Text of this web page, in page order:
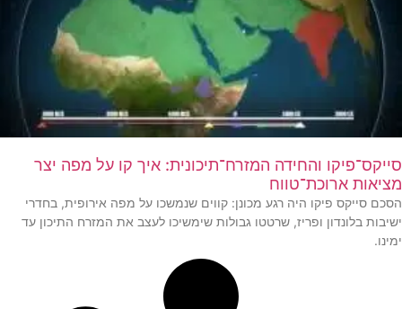
סייקס־פיקו והחידה המזרח־תיכונית: איך קו על מפה יצר
מציאות ארוכת־טווח
הסכם סייקס פיקו היה רגע מכונן: קווים שנמשכו על מפה אירופית, בחדרי
ישיבות בלונדון ופריז, שרטטו גבולות שימשיכו לעצב את המזרח התיכון עד
ימינו.